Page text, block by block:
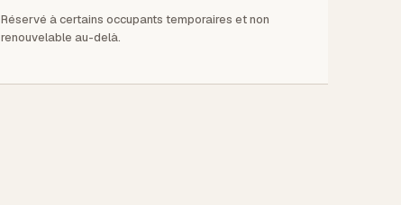
Réservé à certains occupants temporaires et non
renouvelable au-delà.